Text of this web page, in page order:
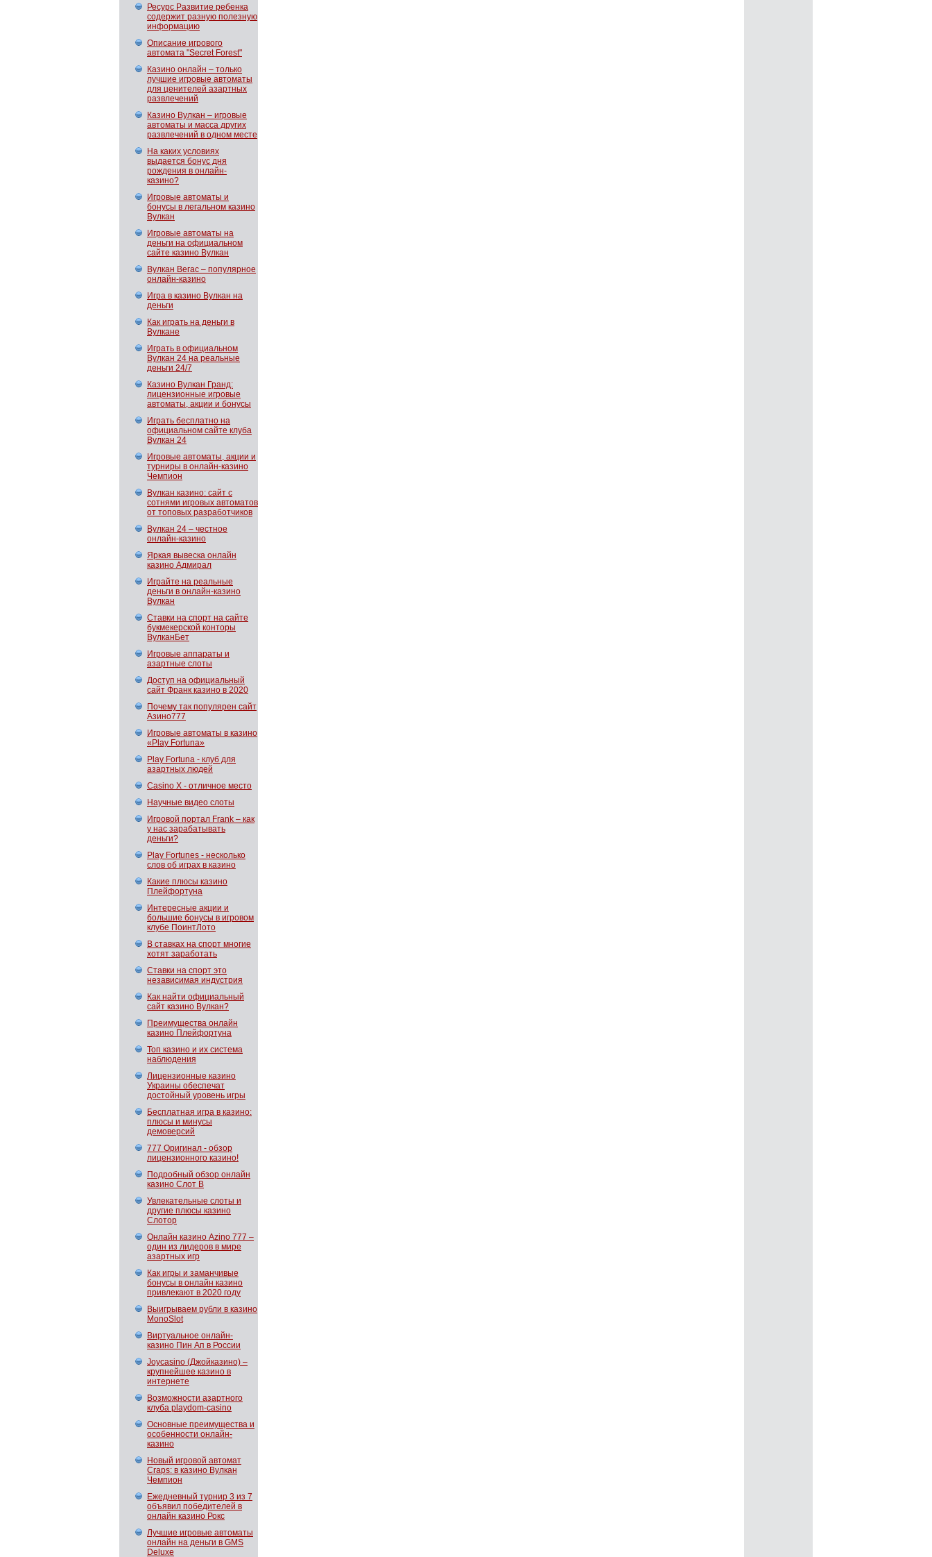
Ресурс Развитие ребенка
содержит разную полезную
информацию
Описание игрового
автомата "Secret Forest"
Казино онлайн – только
лучшие игровые автоматы
для ценителей азартных
развлечений
Казино Вулкан – игровые
автоматы и масса других
развлечений в одном месте
На каких условиях
выдается бонус дня
рождения в онлайн-
казино?
Игровые автоматы и
бонусы в легальном казино
Вулкан
Игровые автоматы на
деньги на официальном
сайте казино Вулкан
Вулкан Вегас – популярное
онлайн-казино
Игра в казино Вулкан на
деньги
Как играть на деньги в
Вулкане
Играть в официальном
Вулкан 24 на реальные
деньги 24/7
Казино Вулкан Гранд:
лицензионные игровые
автоматы, акции и бонусы
Играть бесплатно на
официальном сайте клуба
Вулкан 24
Игровые автоматы, акции и
турниры в онлайн-казино
Чемпион
Вулкан казино: сайт с
сотнями игровых автоматов
от топовых разработчиков
Вулкан 24 – честное
онлайн-казино
Яркая вывеска онлайн
казино Адмирал
Играйте на реальные
деньги в онлайн-казино
Вулкан
Ставки на спорт на сайте
букмекерской конторы
ВулканБет
Игровые аппараты и
азартные слоты
Доступ на официальный
сайт Франк казино в 2020
Почему так популярен сайт
Азино777
Игровые автоматы в казино
«Play Fortuna»
Play Fortuna - клуб для
азартных людей
Casino X - отличное место
Научные видео слоты
Игровой портал Frank – как
у нас зарабатывать
деньги?
Play Fortunes - несколько
слов об играх в казино
Какие плюсы казино
Плейфортуна
Интересные акции и
большие бонусы в игровом
клубе ПоинтЛото
В ставках на спорт многие
хотят заработать
Ставки на спорт это
независимая индустрия
Как найти официальный
сайт казино Вулкан?
Преимущества онлайн
казино Плейфортуна
Топ казино и их система
наблюдения
Лицензионные казино
Украины обеспечат
достойный уровень игры
Бесплатная игра в казино:
плюсы и минусы
демоверсий
777 Оригинал - обзор
лицензионного казино!
Подробный обзор онлайн
казино Слот В
Увлекательные слоты и
другие плюсы казино
Слотор
Онлайн казино Azino 777 –
один из лидеров в мире
азартных игр
Как игры и заманчивые
бонусы в онлайн казино
привлекают в 2020 году
Выигрываем рубли в казино
MonoSlot
Виртуальное онлайн-
казино Пин Ап в России
Joycasino (Джойказино) –
крупнейшее казино в
интернете
Возможности азартного
клуба playdom-casino
Основные преимущества и
особенности онлайн-
казино
Новый игровой автомат
Craps: в казино Вулкан
Чемпион
Ежедневный турнир 3 из 7
объявил победителей в
онлайн казино Рокс
Лучшие игровые автоматы
онлайн на деньги в GMS
Deluxe